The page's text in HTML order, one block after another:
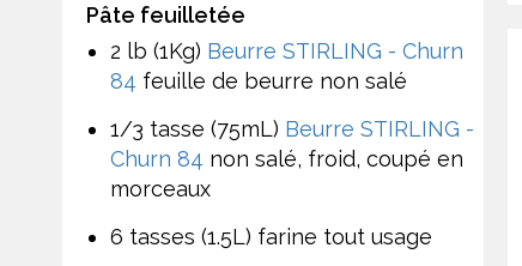
Pâte feuilletée
2 lb (1Kg) Beurre STIRLING - Churn
84 feuille de beurre non salé
1/3 tasse (75mL) Beurre STIRLING -
Churn 84 non salé, froid, coupé en
morceaux
6 tasses (1.5L) farine tout usage